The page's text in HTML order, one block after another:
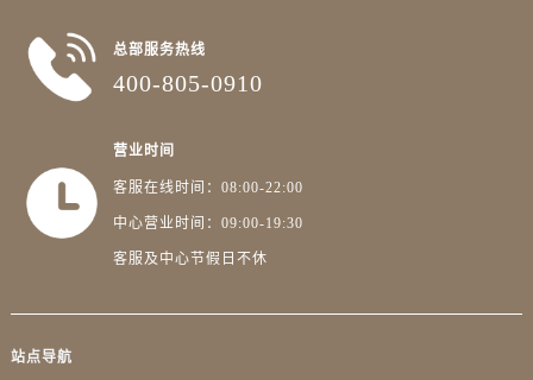
总部服务热线
400-805-0910
营业时间
客服在线时间：08:00-22:00
中心营业时间：09:00-19:30
客服及中心节假日不休
站点导航